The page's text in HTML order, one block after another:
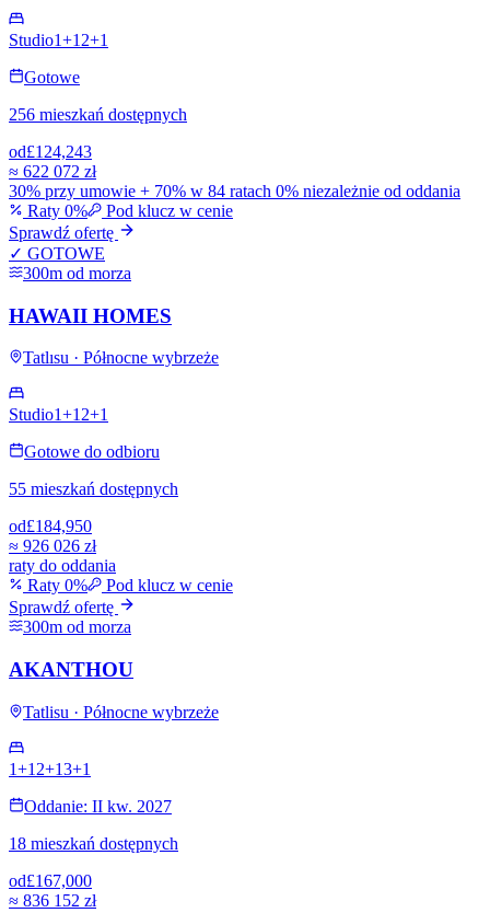
Studio1+1 2+1
Gotowe
256 mieszkań dostępnych
od£124,243
≈ 622 072 zł
30% przy umowie + 70% w 84 ratach 0% niezależnie od oddania
Raty 0%
Pod klucz w cenie
Sprawdź ofertę
✓ GOTOWE
300m od morza
HAWAII HOMES
Tatlısu · Północne wybrzeże
Studio1+1 2+1
Gotowe do odbioru
55 mieszkań dostępnych
od£184,950
≈ 926 026 zł
raty do oddania
Raty 0%
Pod klucz w cenie
Sprawdź ofertę
300m od morza
AKANTHOU
Tatlisu · Północne wybrzeże
1+1 2+13+1
Oddanie: II kw. 2027
18 mieszkań dostępnych
od£167,000
≈ 836 152 zł